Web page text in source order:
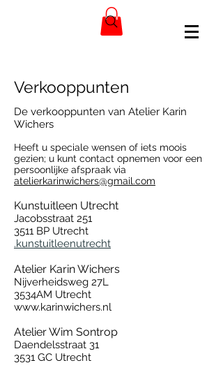
Verkooppunten
De verkooppunten van Atelier Karin
Wichers
Heeft u speciale wensen of iets moois
gezien; u kunt contact opnemen voor een
persoonlijke afspraak via
atelierkarinwichers@gmail.com
Kunstuitleen Utrecht
Jacobsstraat 251
3511 BP Utrecht
.kunstuitleenutrecht
Atelier Karin Wichers
Nijverheidsweg 27L
3534AM Utrecht
www.karinwichers.nl
Atelier Wim Sontrop
Daendelsstraat 31
3531 GC Utrecht